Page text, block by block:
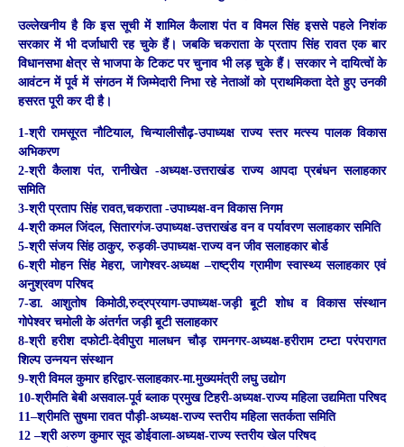
उल्लेखनीय है कि इस सूची में शामिल कैलाश पंत व विमल सिंह इससे पहले निशंक
सरकार में भी दर्जाधारी रह चुके हैं। जबकि चकराता के प्रताप सिंह रावत एक बार
विधानसभा क्षेत्र से भाजपा के टिकट पर चुनाव भी लड़ चुके हैं। सरकार ने दायित्वों के
आवंटन में पूर्व में संगठन में जिम्मेदारी निभा रहे नेताओं को प्राथमिकता देते हुए उनकी
हसरत पूरी कर दी है।
1-श्री रामसूरत नौटियाल, चिन्यालीसौढ़-उपाध्यक्ष राज्य स्तर मत्स्य पालक विकास
अभिकरण
2-श्री कैलाश पंत, रानीखेत -अध्यक्ष-उत्तराखंड राज्य आपदा प्रबंधन सलाहकार
समिति
3-श्री प्रताप सिंह रावत,चकराता -उपाध्यक्ष-वन विकास निगम
4-श्री कमल जिंदल, सितारगंज-उपाध्यक्ष-उत्तराखंड वन व पर्यावरण सलाहकार समिति
5-श्री संजय सिंह ठाकुर, रुड़की-उपाध्यक्ष-राज्य वन जीव सलाहकार बोर्ड
6-श्री मोहन सिंह मेहरा, जागेश्वर-अध्यक्ष –राष्ट्रीय ग्रामीण स्वास्थ्य सलाहकार एवं
अनुश्रवण परिषद
7-डा. आशुतोष किमोठी,रुद्रप्रयाग-उपाध्यक्ष-जड़ी बूटी शोध व विकास संस्थान
गोपेश्वर चमोली के अंतर्गत जड़ी बूटी सलाहकार
8-श्री हरीश दफोटी-देवीपुरा मालधन चौड़ रामनगर-अध्यक्ष-हरीराम टम्टा परंपरागत
शिल्प उन्नयन संस्थान
9-श्री विमल कुमार हरिद्वार-सलाहकार-मा.मुख्यमंत्री लघु उद्योग
10-श्रीमति बेबी असवाल-पूर्व ब्लाक प्रमुख टिहरी-अध्यक्ष-राज्य महिला उद्यमिता परिषद
11–श्रीमति सुषमा रावत पौड़ी-अध्यक्ष-राज्य स्तरीय महिला सतर्कता समिति
12 –श्री अरुण कुमार सूद डोईवाला-अध्यक्ष-राज्य स्तरीय खेल परिषद